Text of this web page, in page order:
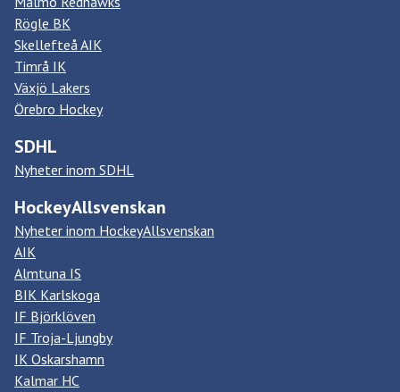
Rögle BK
Skellefteå AIK
Timrå IK
Växjö Lakers
Örebro Hockey
SDHL
Nyheter inom SDHL
HockeyAllsvenskan
Nyheter inom HockeyAllsvenskan
AIK
Almtuna IS
BIK Karlskoga
IF Björklöven
IF Troja-Ljungby
IK Oskarshamn
Kalmar HC